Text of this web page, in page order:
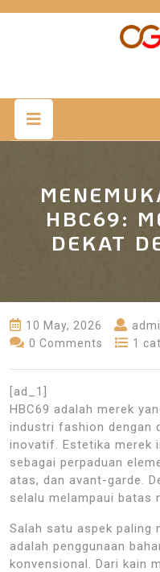
HBC69:
DEKAT
10 May, 2026
0 Comments
1
[ad_1]
HBC69 adalah merek
industri fashion dengan
inovatif. Estetika merek
sebagai perpaduan
atas, dan avant-garde.
selalu melampaui batas
Salah satu aspek paling
adalah penggunaan
konvensional. Dari kain